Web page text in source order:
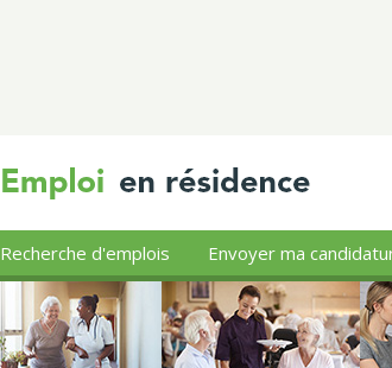
Recherche d'emplois Envoyer ma